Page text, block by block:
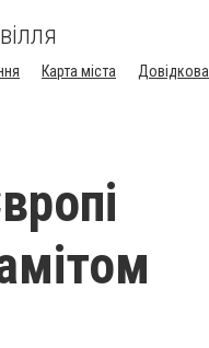
Карта міста Довідкова